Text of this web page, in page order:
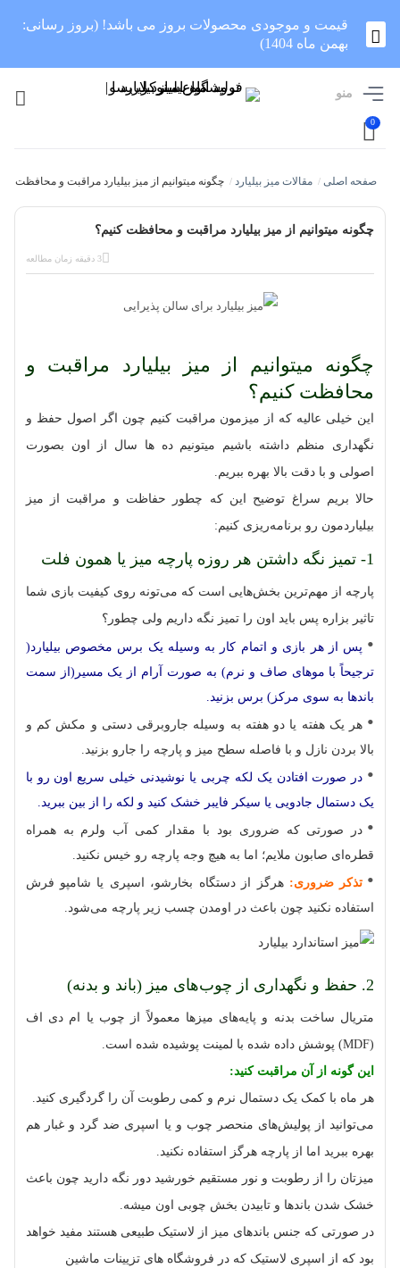
قیمت و موجودی محصولات بروز می باشد! (بروز رسانی:
بهمن ماه 1404)
منو
0
صفحه اصلی / مقالات میز بیلیارد / چگونه میتوانیم از میز بیلیارد مراقبت و محافظت
چگونه میتوانیم از میز بیلیارد مراقبت و محافظت کنیم؟
3 دقیقه زمان مطالعه
چگونه میتوانیم از میز بیلیارد مراقبت و
محافظت کنیم؟
این خیلی عالیه که از میزمون مراقبت کنیم چون اگر اصول حفظ و
نگهداری منظم داشته باشیم ‌میتونیم ده‌ ها سال از اون بصورت
اصولی و با دقت بالا بهره ببریم.
حالا بریم سراغ توضیح این که چطور حفاظت و مراقبت از میز
بیلیاردمون رو برنامه‌ریزی کنیم:
1- تمیز نگه داشتن هر روزه پارچه میز یا همون فلت
پارچه از مهم‌ترین بخش‌هایی است که می‌تونه روی کیفیت بازی شما
تاثیر بزاره پس باید اون را تمیز نگه داریم ولی چطور؟
پس از هر بازی و اتمام کار به وسیله یک برس مخصوص بیلیارد(
ترجیحاً با موهای صاف و نرم) به صورت آرام از یک مسیر(از سمت
باندها به سوی مرکز) برس بزنید.
هر یک هفته یا دو هفته به وسیله جاروبرقی دستی و مکش کم و
بالا بردن نازل و با فاصله سطح میز و پارچه را جارو بزنید.
در صورت افتادن یک لکه چربی یا نوشیدنی خیلی سریع اون رو با
یک دستمال جادویی یا سیکر فایبر خشک کنید و لکه را از بین ببرید.
در صورتی که ضروری بود با مقدار کمی آب ولرم به همراه
قطره‌ای صابون ملایم؛ اما به هیچ وجه پارچه رو خیس نکنید.
تذکر ضروری: هرگز از دستگاه بخارشو، اسپری یا شامپو فرش
استفاده نکنید چون باعث در اومدن چسب زیر پارچه می‌شود.
2. حفظ و نگهداری از چوب‌های میز (باند و بدنه)
متریال ساخت بدنه و پایه‌های میزها معمولاً از چوب یا ام دی اف
(MDF) پوشش داده شده با لمینت پوشیده شده است.
این گونه از آن مراقبت کنید:
هر ماه با کمک یک دستمال نرم و کمی رطوبت آن را گردگیری کنید.
می‌توانید از پولیش‌های منحصر چوب و یا اسپری ضد گرد و غبار هم
بهره ببرید اما از پارچه هرگز استفاده نکنید.
میزتان را از رطوبت و نور مستقیم خورشید دور نگه دارید چون باعث
خشک شدن باندها و تابیدن بخش چوبی اون میشه.
در صورتی که جنس باندهای میز از لاستیک طبیعی هستند مفید خواهد
بود که از اسپری لاستیک که در فروشگاه های تزیینات ماشین